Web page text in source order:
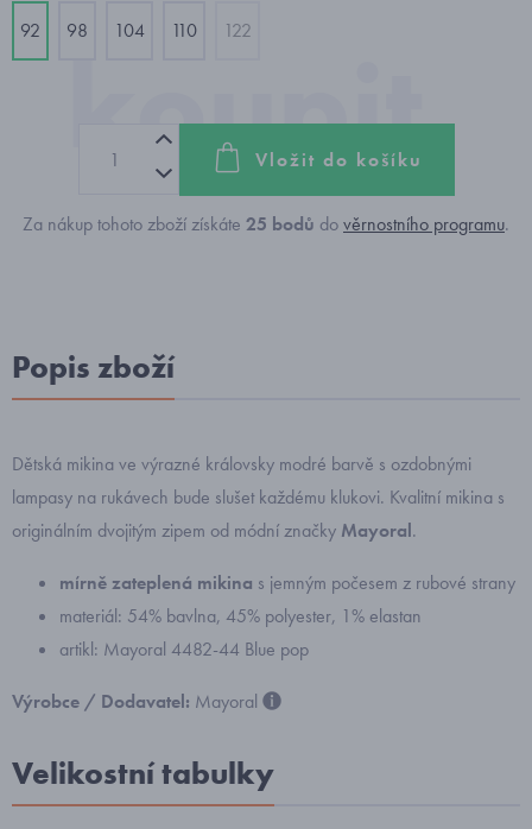
92 98 104 110 122
Vložit do košíku
Za nákup tohoto zboží získáte 25 bodů dověrnostního programu.
Popis zboží
Dětská mikina ve výrazné královsky modré barvě s ozdobnými
lampasy na rukávech bude slušet každému klukovi. Kvalitní mikina s
originálním dvojitým zipem od módní značky Mayoral.
mírně zateplená mikina s jemným počesem z rubové strany
materiál: 54% bavlna, 45% polyester, 1% elastan
artikl: Mayoral 4482-44 Blue pop
Výrobce / Dodavatel: Mayoral
Velikostní tabulky